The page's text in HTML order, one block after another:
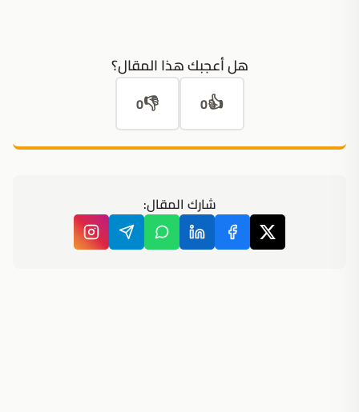
هل أعجبك هذا المقال؟
👍
0
👎
0
شارك المقال: